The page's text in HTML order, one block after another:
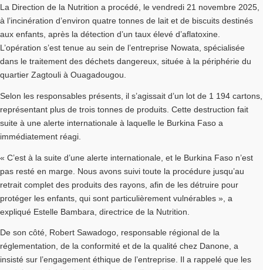
La Direction de la Nutrition a procédé, le vendredi 21 novembre 2025,
à l’incinération d’environ quatre tonnes de lait et de biscuits destinés
aux enfants, après la détection d’un taux élevé d’aflatoxine.
L’opération s’est tenue au sein de l’entreprise Nowata, spécialisée
dans le traitement des déchets dangereux, située à la périphérie du
quartier Zagtouli à Ouagadougou.
Selon les responsables présents, il s’agissait d’un lot de 1 194 cartons,
représentant plus de trois tonnes de produits. Cette destruction fait
suite à une alerte internationale à laquelle le Burkina Faso a
immédiatement réagi.
« C’est à la suite d’une alerte internationale, et le Burkina Faso n’est
pas resté en marge. Nous avons suivi toute la procédure jusqu’au
retrait complet des produits des rayons, afin de les détruire pour
protéger les enfants, qui sont particulièrement vulnérables », a
expliqué Estelle Bambara, directrice de la Nutrition.
De son côté, Robert Sawadogo, responsable régional de la
réglementation, de la conformité et de la qualité chez Danone, a
insisté sur l’engagement éthique de l’entreprise. Il a rappelé que les